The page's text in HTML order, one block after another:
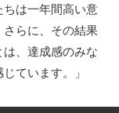
は一年間高い意
らに、その結果
、達成感のみな
ています。」